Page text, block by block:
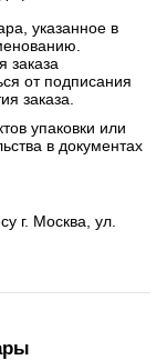
указанное в
заказа
от подписания
заказа.
упаковки или
в документах
г. Москва, ул.